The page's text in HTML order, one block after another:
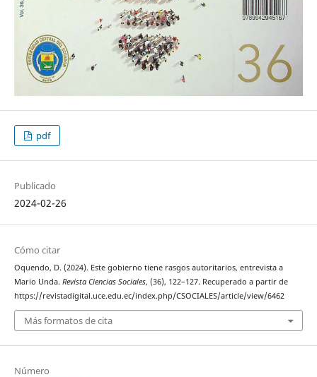
pdf
Publicado
2024-02-26
Cómo citar
Oquendo, D. (2024). Este gobierno tiene rasgos autoritarios, entrevista a
Mario Unda. Revista Ciencias Sociales, (36), 122–127. Recuperado a partir de
https://revistadigital.uce.edu.ec/index.php/CSOCIALES/article/view/6462
Más formatos de cita
Número